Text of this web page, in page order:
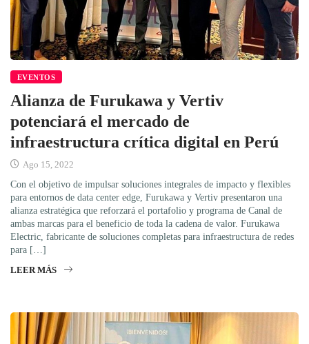
EVENTOS
Alianza de Furukawa y Vertiv
potenciará el mercado de
infraestructura crítica digital en Perú
Ago 15, 2022
Con el objetivo de impulsar soluciones integrales de impacto y flexibles
para entornos de data center edge, Furukawa y Vertiv presentaron una
alianza estratégica que reforzará el portafolio y programa de Canal de
ambas marcas para el beneficio de toda la cadena de valor. Furukawa
Electric, fabricante de soluciones completas para infraestructura de redes
para […]
LEER MÁS